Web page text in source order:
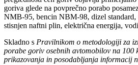
goriva glede na povprečno porabo
NMB-95, bencin NBM-98, dizel
stisnjen naftni plin, električna energija,
Skladno s Pravilnikom o metodologiji za
porabe goriv osebnih avtomobilov na 100
prikazovanja in posodabljanja informacij